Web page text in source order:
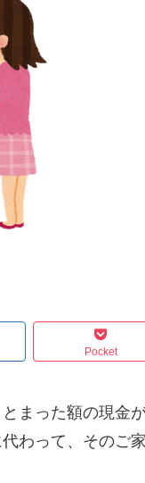
Pocket
まった額の現金
わって、そのご